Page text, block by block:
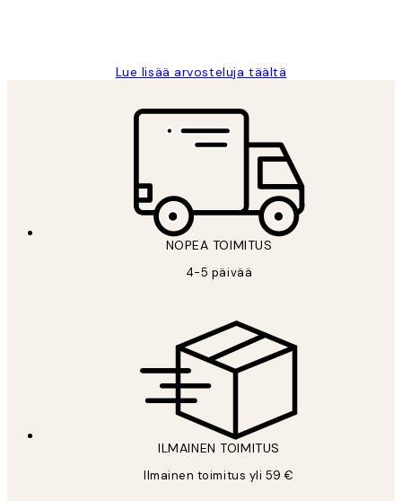
Lue lisää arvosteluja täältä
NOPEA TOIMITUS
4-5 päivää
ILMAINEN TOIMITUS
Ilmainen toimitus yli 59 €